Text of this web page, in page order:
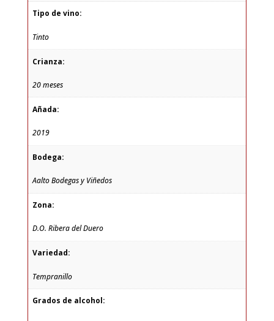
Tipo de vino:
Tinto
Crianza:
20 meses
Añada:
2019
Bodega:
Aalto Bodegas y Viñedos
Zona:
D.O. Ribera del Duero
Variedad:
Tempranillo
Grados de alcohol: